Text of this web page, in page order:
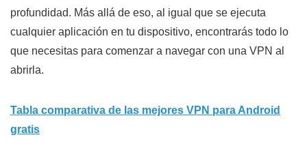
profundidad. Más allá de eso, al igual que se ejecuta
cualquier aplicación en tu dispositivo, encontrarás todo lo
que necesitas para comenzar a navegar con una VPN al
abrirla.
Tabla comparativa de las mejores VPN para Android
gratis